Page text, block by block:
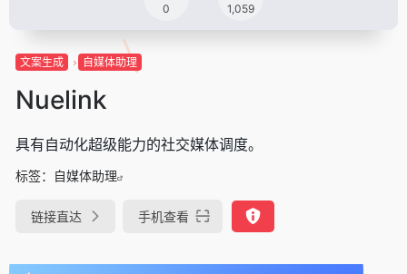
0 1,059
文案生成 自媒体助理
Nuelink
具有自动化超级能力的社交媒体调度。
标签： 自媒体助理
链接直达 手机查看